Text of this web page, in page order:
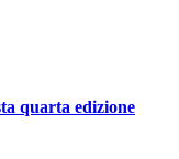
quarta edizione